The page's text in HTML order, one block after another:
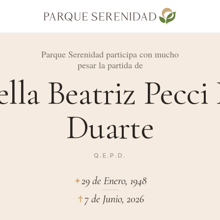
Parque Serenidad participa con mucho
pesar la partida de
Beatriz Pecci
Duarte
Q.E.P.D.
✦︎29 de Enero, 1948
✝︎7 de Junio, 2026